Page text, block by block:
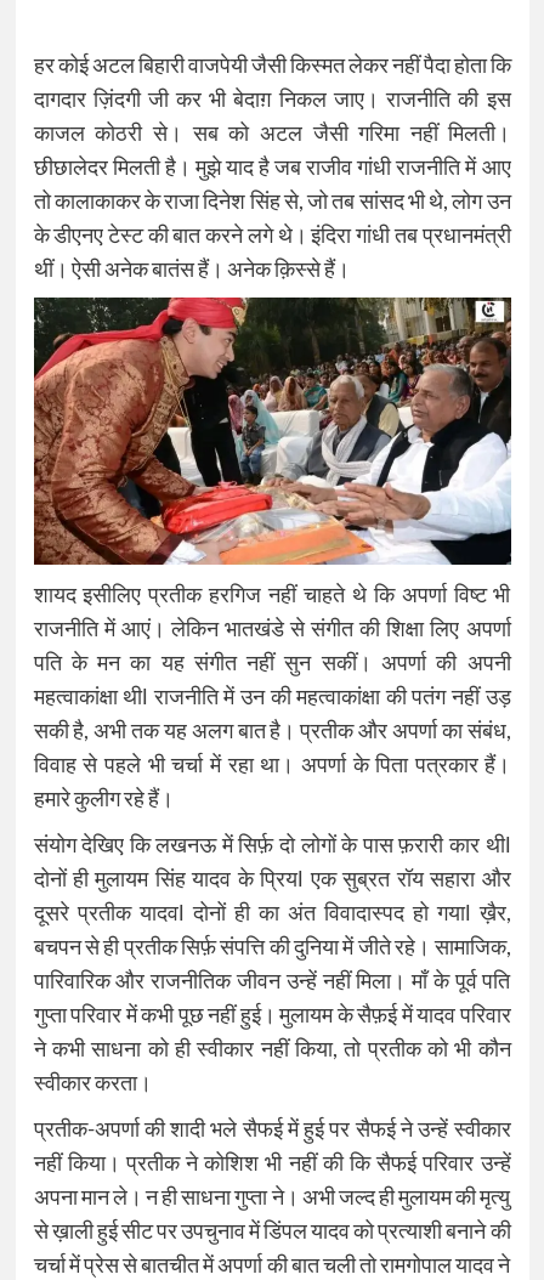
हर कोई अटल बिहारी वाजपेयी जैसी किस्मत लेकर नहीं पैदा होता कि
दागदार ज़िंदगी जी कर भी बेदाग़ निकल जाए। राजनीति की इस
काजल कोठरी से। सब को अटल जैसी गरिमा नहीं मिलती।
छीछालेदर मिलती है। मुझे याद है जब राजीव गांधी राजनीति में आए
तो कालाकाकर के राजा दिनेश सिंह से, जो तब सांसद भी थे, लोग उन
के डीएनए टेस्ट की बात करने लगे थे। इंदिरा गांधी तब प्रधानमंत्री
थीं। ऐसी अनेक बातंस हैं। अनेक क़िस्से हैं।
शायद इसीलिए प्रतीक हरगिज नहीं चाहते थे कि अपर्णा विष्ट भी
राजनीति में आएं। लेकिन भातखंडे से संगीत की शिक्षा लिए अपर्णा
पति के मन का यह संगीत नहीं सुन सकीं। अपर्णा की अपनी
महत्वाकांक्षा थीl राजनीति में उन की महत्वाकांक्षा की पतंग नहीं उड़
सकी है, अभी तक यह अलग बात है। प्रतीक और अपर्णा का संबंध,
विवाह से पहले भी चर्चा में रहा था। अपर्णा के पिता पत्रकार हैं।
हमारे कुलीग रहे हैं।
संयोग देखिए कि लखनऊ में सिर्फ़ दो लोगों के पास फ़रारी कार थीl
दोनों ही मुलायम सिंह यादव के प्रियl एक सुब्रत रॉय सहारा और
दूसरे प्रतीक यादवl दोनों ही का अंत विवादास्पद हो गयाl ख़ैर,
बचपन से ही प्रतीक सिर्फ़ संपत्ति की दुनिया में जीते रहे। सामाजिक,
पारिवारिक और राजनीतिक जीवन उन्हें नहीं मिला। माँ के पूर्व पति
गुप्ता परिवार में कभी पूछ नहीं हुई। मुलायम के सैफ़ई में यादव परिवार
ने कभी साधना को ही स्वीकार नहीं किया, तो प्रतीक को भी कौन
स्वीकार करता।
प्रतीक-अपर्णा की शादी भले सैफई में हुई पर सैफई ने उन्हें स्वीकार
नहीं किया। प्रतीक ने कोशिश भी नहीं की कि सैफई परिवार उन्हें
अपना मान ले। न ही साधना गुप्ता ने। अभी जल्द ही मुलायम की मृत्यु
से ख़ाली हुई सीट पर उपचुनाव में डिंपल यादव को प्रत्याशी बनाने की
चर्चा में प्रेस से बातचीत में अपर्णा की बात चली तो रामगोपाल यादव ने